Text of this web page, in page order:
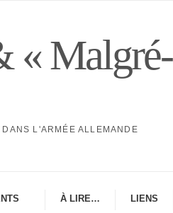
« Malgré-
L'ARMÉE ALLEMANDE
À LIRE… LIENS